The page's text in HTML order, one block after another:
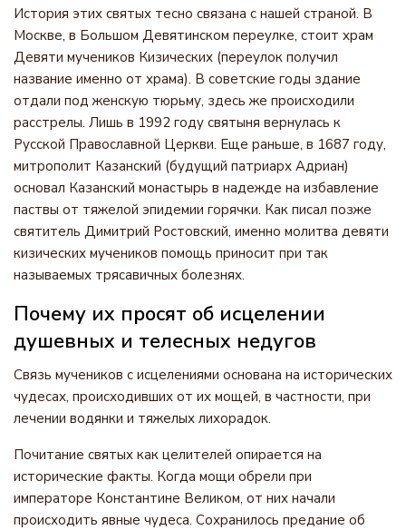
История этих святых тесно связана с нашей страной. В
Москве, в Большом Девятинском переулке, стоит храм
Девяти мучеников Кизических (переулок получил
название именно от храма). В советские годы здание
отдали под женскую тюрьму, здесь же происходили
расстрелы. Лишь в 1992 году святыня вернулась к
Русской Православной Церкви. Еще раньше, в 1687 году,
митрополит Казанский (будущий патриарх Адриан)
основал Казанский монастырь в надежде на избавление
паствы от тяжелой эпидемии горячки. Как писал позже
святитель Димитрий Ростовский, именно молитва девяти
кизических мучеников помощь приносит при так
называемых трясавичных болезнях.
Почему их просят об исцелении
душевных и телесных недугов
Связь мучеников с исцелениями основана на исторических
чудесах, происходивших от их мощей, в частности, при
лечении водянки и тяжелых лихорадок.
Почитание святых как целителей опирается на
исторические факты. Когда мощи обрели при
императоре Константине Великом, от них начали
происходить явные чудеса. Сохранилось предание об